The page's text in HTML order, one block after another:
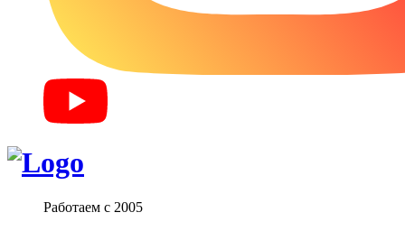
Работаем с 2005